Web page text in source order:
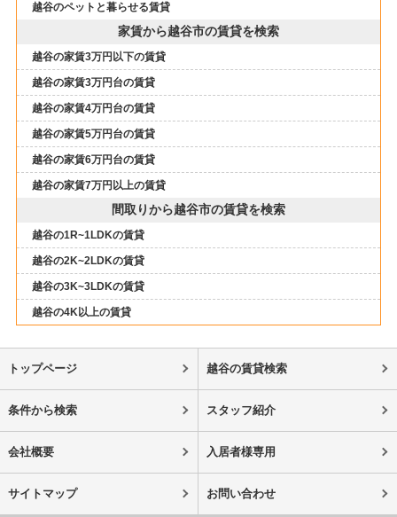
越谷のペットと暮らせる賃貸
家賃から越谷市の賃貸を検索
越谷の家賃3万円以下の賃貸
越谷の家賃3万円台の賃貸
越谷の家賃4万円台の賃貸
越谷の家賃5万円台の賃貸
越谷の家賃6万円台の賃貸
越谷の家賃7万円以上の賃貸
間取りから越谷市の賃貸を検索
越谷の1R~1LDKの賃貸
越谷の2K~2LDKの賃貸
越谷の3K~3LDKの賃貸
越谷の4K以上の賃貸
トップページ 越谷の賃貸検索
条件から検索 スタッフ紹介
会社概要 入居者様専用
サイトマップ お問い合わせ